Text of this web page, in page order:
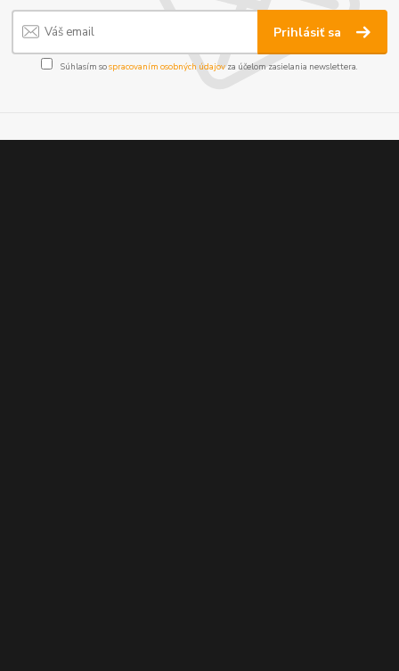
Prihlásiť sa
Súhlasím sospracovaním osobných údajov za účelom zasielania newslettera.